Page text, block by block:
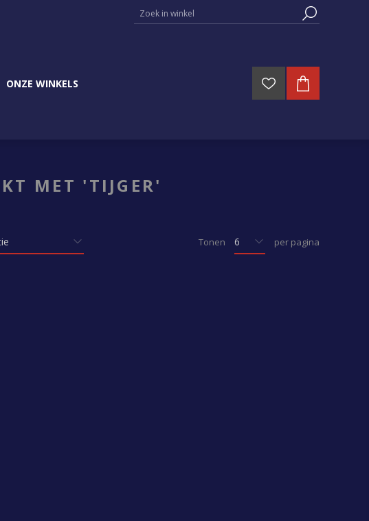
ONZE WINKELS
MET 'TIJGER'
Tonen per pagina